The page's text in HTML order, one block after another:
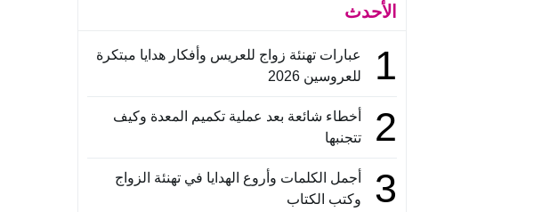
الأحدث
1
عبارات تهنئة زواج للعريس وأفكار هدايا مبتكرة
للعروسين 2026
2
أخطاء شائعة بعد عملية تكميم المعدة وكيف
تتجنبها
3
أجمل الكلمات وأروع الهدايا في تهنئة الزواج
وكتب الكتاب